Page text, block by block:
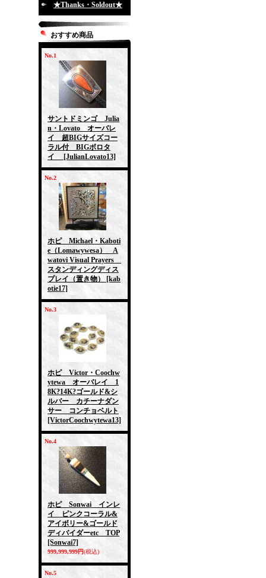
★Thanks・Soldout★
おすすめ商品
No.1
サントドミンゴ Julia
n・Lovato オーバレ
イ 超BIGサイズコー
ラル付 BIGボロタ
イ
[JulianLovato13]
No.2
ホピ Michael・Kaboti
e（Lomawywesa） A
watovi Visual Prayers
スタンディングディス
プレイ（置き物）
[kab
otie17]
No.3
ホピ Victor・Coochw
ytewa オーバレイ 1
8K?14K?ゴールド&シ
ルバー カチーナダン
サー コンチョベルト
[VictorCoochwytewa13]
No.4
ホピ Sonwai インレ
イ ピンクコーラル&
アイボリー&ゴールド
ディバイダーetc TOP
[Sonwai7]
999,999,999円(税込)
No.5